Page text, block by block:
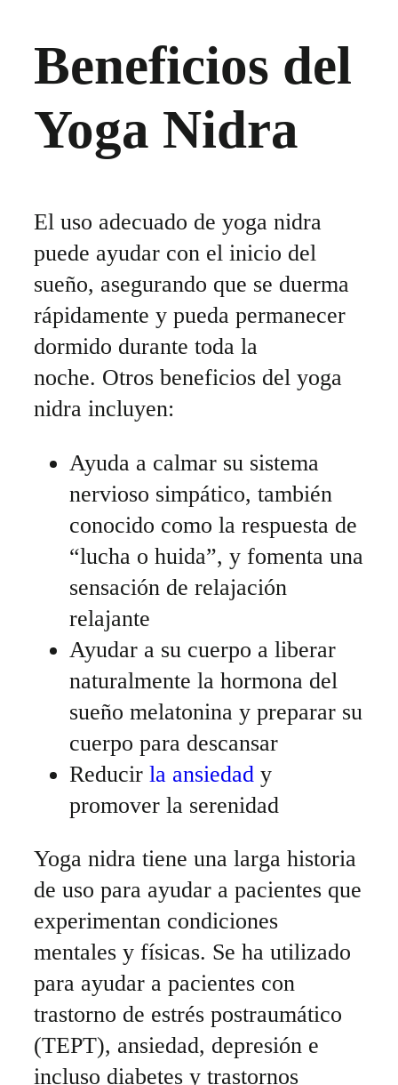
Beneficios del
Yoga Nidra
El uso adecuado de yoga nidra
puede ayudar con el inicio del
sueño, asegurando que se duerma
rápidamente y pueda permanecer
dormido durante toda la
noche. Otros beneficios del yoga
nidra incluyen:
Ayuda a calmar su sistema
nervioso simpático, también
conocido como la respuesta de
“lucha o huida”, y fomenta una
sensación de relajación
relajante
Ayudar a su cuerpo a liberar
naturalmente la hormona del
sueño melatonina y preparar su
cuerpo para descansar
Reducirla ansiedad y
promover la serenidad
Yoga nidra tiene una larga historia
de uso para ayudar a pacientes que
experimentan condiciones
mentales y físicas. Se ha utilizado
para ayudar a pacientes con
trastorno de estrés postraumático
(TEPT), ansiedad, depresión e
incluso diabetes y trastornos